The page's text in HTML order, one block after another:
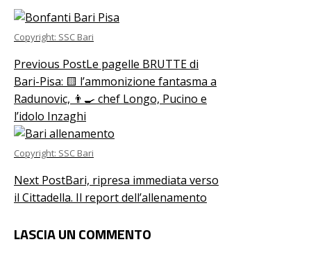
Copyright: SSC Bari
Previous PostLe pagelle BRUTTE di
Bari-Pisa: 🟨 l’ammonizione fantasma a
Radunovic, 👨‍🍳 chef Longo, Pucino e
l’idolo Inzaghi
Copyright: SSC Bari
Next PostBari, ripresa immediata verso
il Cittadella. Il report dell’allenamento
LASCIA UN COMMENTO